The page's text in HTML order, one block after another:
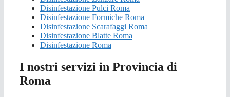
Disinfestazione Pulci Roma
Disinfestazione Formiche Roma
Disinfestazione Scarafaggi Roma
Disinfestazione Blatte Roma
Disinfestazione Roma
I nostri servizi in Provincia di
Roma